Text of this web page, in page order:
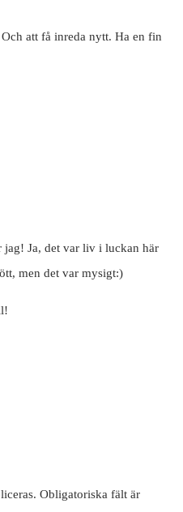
att få inreda nytt. Ha en fin
Ja, det var liv i luckan här
men det var mysigt:)
Obligatoriska fält är